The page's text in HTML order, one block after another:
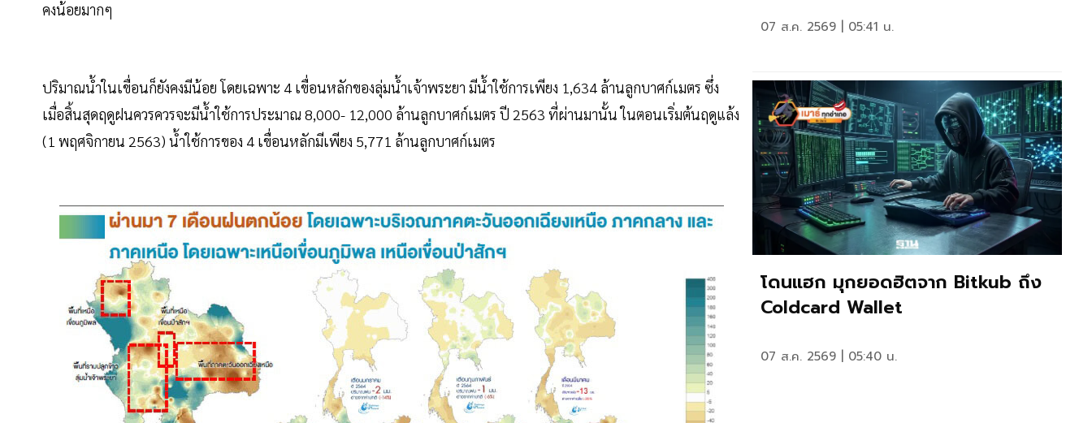
คงน้อยมากๆ
ปริมาณน้ำในเขื่อนก็ยังคงมีน้อย โดยเฉพาะ 4 เขื่อนหลักของลุ่มน้ำเจ้าพระยา มีน้ำใช้การเพียง 1,634 ล้านลูกบาศก์เมตร ซึ่ง
เมื่อสิ้นสุดฤดูฝนควรควรจะมีน้ำใช้การประมาณ 8,000- 12,000 ล้านลูกบาศก์เมตร ปี 2563 ที่ผ่านมานั้น ในตอนเริ่มต้นฤดูแล้ง
(1 พฤศจิกายน 2563) น้ำใช้การของ 4 เขื่อนหลักมีเพียง 5,771 ล้านลูกบาศก์เมตร
07 ส.ค. 2569 | 05:41 น.
โดนแฮก มุกยอดฮิตจาก Bitkub ถึง
Coldcard Wallet
07 ส.ค. 2569 | 05:40 น.